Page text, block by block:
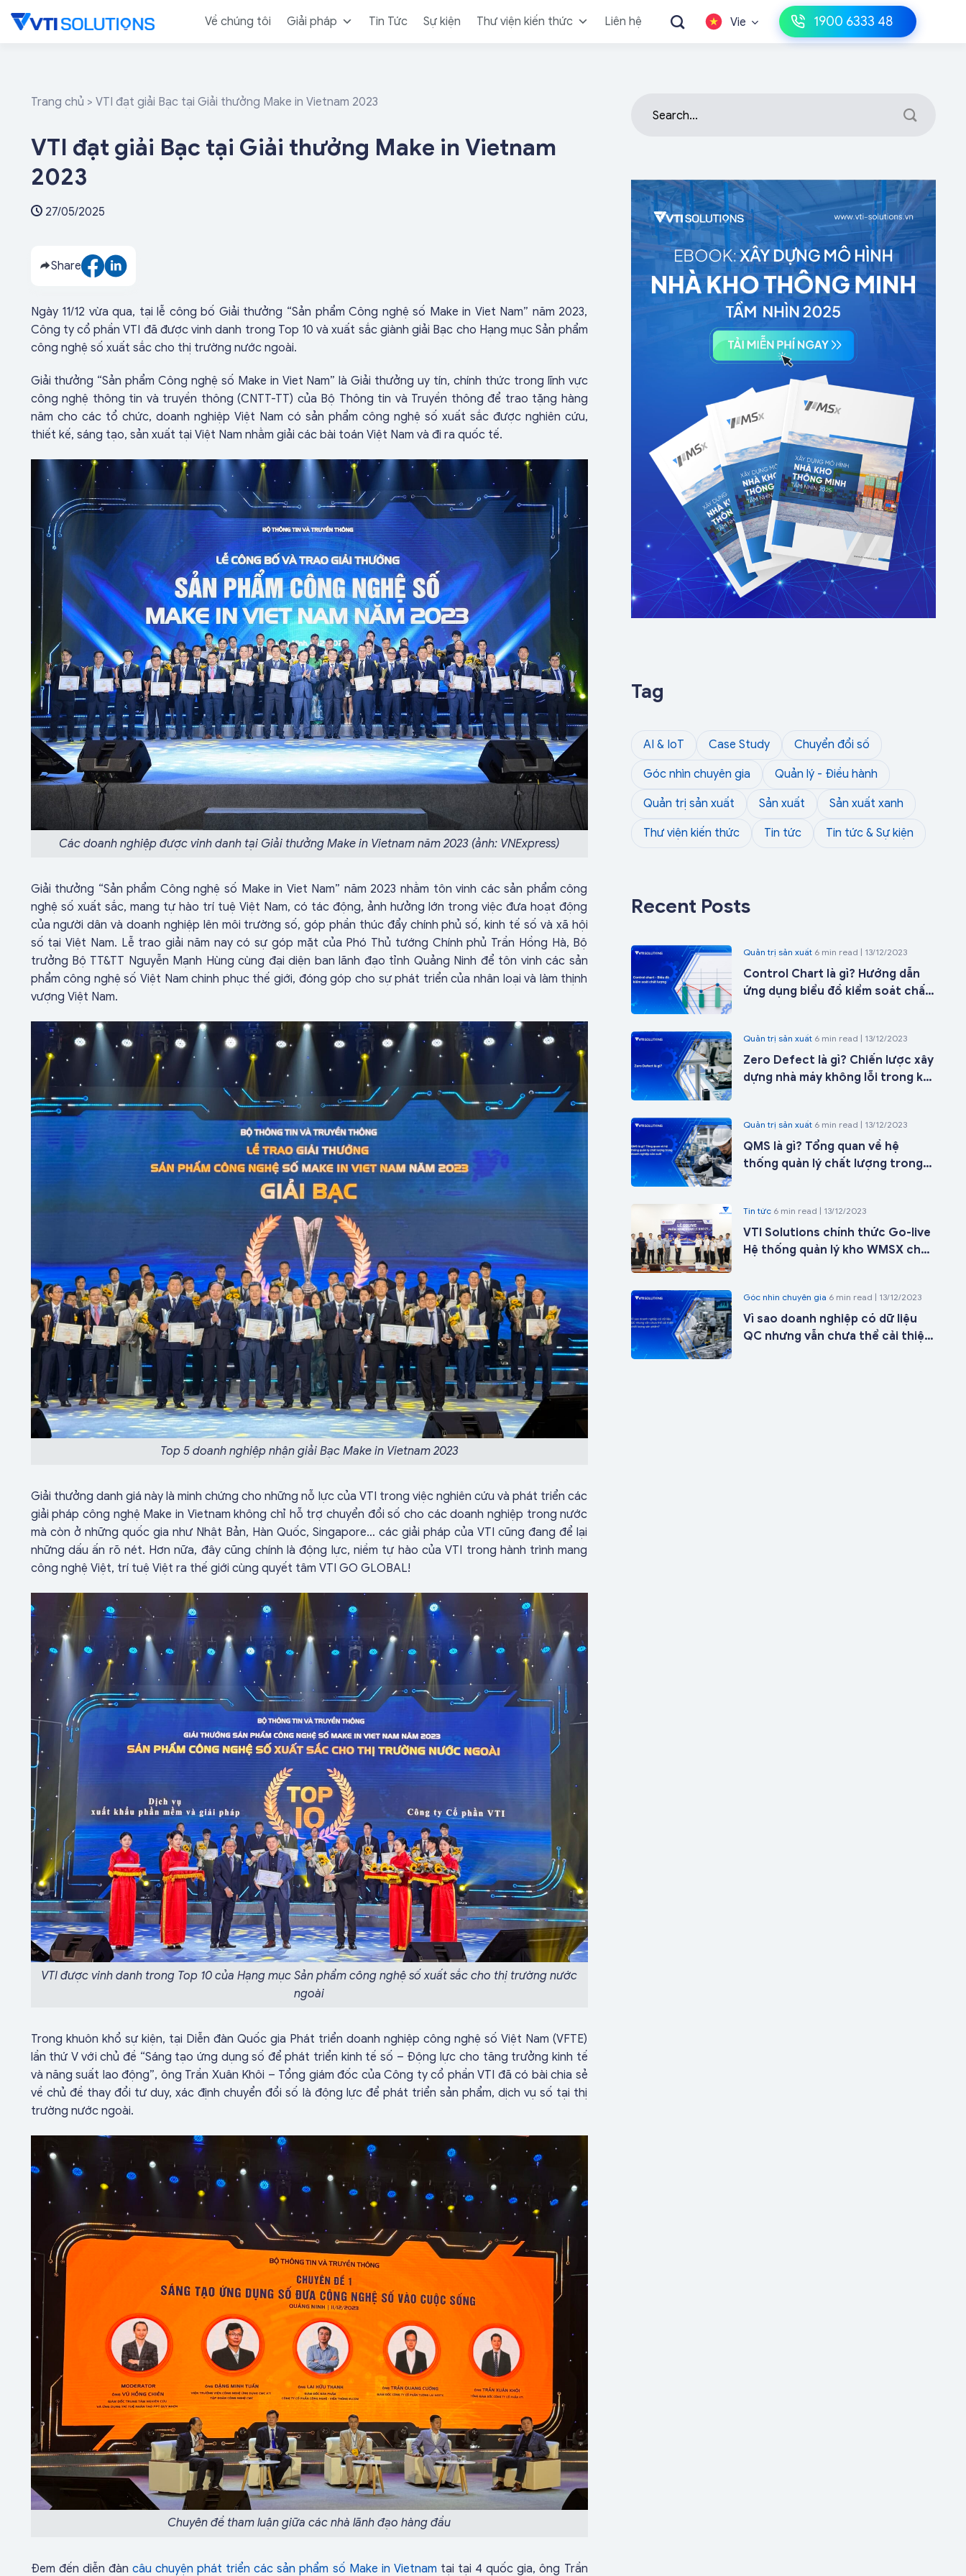
Về chúng tôi Giải pháp Tin Tức Sự kiện Thư viện kiến thức Liên hệ Vie 1900 6333 48
Trang chủ > VTI đạt giải Bạc tại Giải thưởng Make in Vietnam 2023
VTI đạt giải Bạc tại Giải thưởng Make in Vietnam
2023
27/05/2025
Share
Ngày 11/12 vừa qua, tại lễ công bố Giải thưởng “Sản phẩm Công nghệ số Make in Viet Nam” năm 2023,
Công ty cổ phần VTI đã được vinh danh trong Top 10 và xuất sắc giành giải Bạc cho Hạng mục Sản phẩm
công nghệ số xuất sắc cho thị trường nước ngoài.
Giải thưởng “Sản phẩm Công nghệ số Make in Viet Nam” là Giải thưởng uy tín, chính thức trong lĩnh vực
công nghệ thông tin và truyền thông (CNTT-TT) của Bộ Thông tin và Truyền thông để trao tặng hàng
năm cho các tổ chức, doanh nghiệp Việt Nam có sản phẩm công nghệ số xuất sắc được nghiên cứu,
thiết kế, sáng tạo, sản xuất tại Việt Nam nhằm giải các bài toán Việt Nam và đi ra quốc tế.
Các doanh nghiệp được vinh danh tại Giải thưởng Make in Vietnam năm 2023 (ảnh: VNExpress)
Giải thưởng “Sản phẩm Công nghệ số Make in Viet Nam” năm 2023 nhằm tôn vinh các sản phẩm công
nghệ số xuất sắc, mang tự hào trí tuệ Việt Nam, có tác động, ảnh hưởng lớn trong việc đưa hoạt động
của người dân và doanh nghiệp lên môi trường số, góp phần thúc đẩy chính phủ số, kinh tế số và xã hội
số tại Việt Nam. Lễ trao giải năm nay có sự góp mặt của Phó Thủ tướng Chính phủ Trần Hồng Hà, Bộ
trưởng Bộ TT&TT Nguyễn Mạnh Hùng cùng đại diện ban lãnh đạo tỉnh Quảng Ninh để tôn vinh các sản
phẩm công nghệ số Việt Nam chinh phục thế giới, đóng góp cho sự phát triển của nhân loại và làm thịnh
vượng Việt Nam.
Top 5 doanh nghiệp nhận giải Bạc Make in Vietnam 2023
Giải thưởng danh giá này là minh chứng cho những nỗ lực của VTI trong việc nghiên cứu và phát triển các
giải pháp công nghệ Make in Vietnam không chỉ hỗ trợ chuyển đổi số cho các doanh nghiệp trong nước
mà còn ở những quốc gia như Nhật Bản, Hàn Quốc, Singapore… các giải pháp của VTI cũng đang để lại
những dấu ấn rõ nét. Hơn nữa, đây cũng chính là động lực, niềm tự hào của VTI trong hành trình mang
công nghệ Việt, trí tuệ Việt ra thế giới cùng quyết tâm VTI GO GLOBAL!
VTI được vinh danh trong Top 10 của Hạng mục Sản phẩm công nghệ số xuất sắc cho thị trường nước
ngoài
Trong khuôn khổ sự kiện, tại Diễn đàn Quốc gia Phát triển doanh nghiệp công nghệ số Việt Nam (VFTE)
lần thứ V với chủ đề “Sáng tạo ứng dụng số để phát triển kinh tế số – Động lực cho tăng trưởng kinh tế
và năng suất lao động”, ông Trần Xuân Khôi – Tổng giám đốc của Công ty cổ phần VTI đã có bài chia sẻ
về chủ đề thay đổi tư duy, xác định chuyển đổi số là động lực để phát triển sản phẩm, dịch vụ số tại thị
trường nước ngoài.
Chuyên đề tham luận giữa các nhà lãnh đạo hàng đầu
Đem đến diễn đàn câu chuyện phát triển các sản phẩm số Make in Vietnam tại tại 4 quốc gia, ông Trần
Tag
AI & IoT Case Study Chuyển đổi số
Góc nhìn chuyên gia Quản lý - Điều hành
Quản trị sản xuất Sản xuất Sản xuất xanh
Thư viện kiến thức Tin tức Tin tức & Sự kiện
Recent Posts
Quản trị sản xuất6 min read | 13/12/2023
Control Chart là gì? Hướng dẫn
ứng dụng biểu đồ kiểm soát chất
Quản trị sản xuất6 min read | 13/12/2023
Zero Defect là gì? Chiến lược xây
dựng nhà máy không lỗi trong kỷ
Quản trị sản xuất6 min read | 13/12/2023
QMS là gì? Tổng quan về hệ
thống quản lý chất lượng trong
Tin tức6 min read | 13/12/2023
VTI Solutions chính thức Go-live
Hệ thống quản lý kho WMSX cho
ngày triển khai
Góc nhìn chuyên gia 6 min read | 13/12/2023
Vì sao doanh nghiệp có dữ liệu
QC nhưng vẫn chưa thể cải thiện